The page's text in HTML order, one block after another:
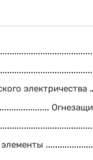
электричества